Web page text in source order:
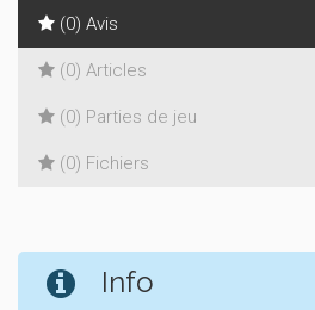
(0) Avis
(0) Articles
(0) Parties de jeu
(0) Fichiers
Info